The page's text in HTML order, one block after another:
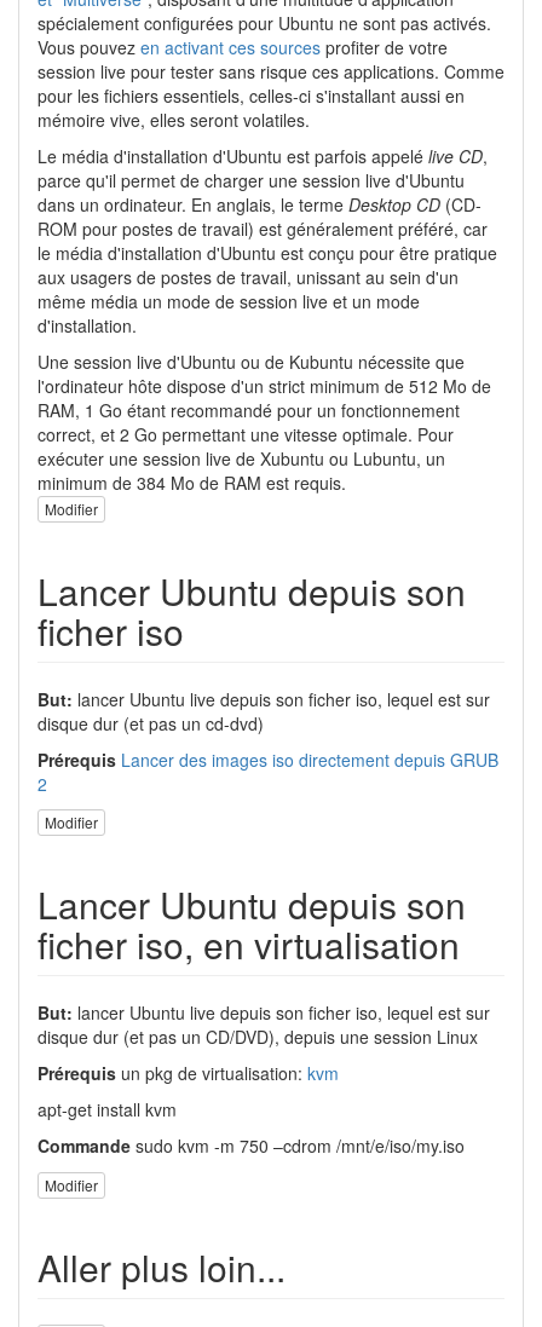
spécialement configurées pour Ubuntu ne sont pas activés.
Vous pouvez en activant ces sources profiter de votre
session live pour tester sans risque ces applications. Comme
pour les fichiers essentiels, celles-ci s'installant aussi en
mémoire vive, elles seront volatiles.
Le média d'installation d'Ubuntu est parfois appelé live CD,
parce qu'il permet de charger une session live d'Ubuntu
dans un ordinateur. En anglais, le terme Desktop CD (CD-
ROM pour postes de travail) est généralement préféré, car
le média d'installation d'Ubuntu est conçu pour être pratique
aux usagers de postes de travail, unissant au sein d'un
même média un mode de session live et un mode
d'installation.
Une session live d'Ubuntu ou de Kubuntu nécessite que
l'ordinateur hôte dispose d'un strict minimum de 512 Mo de
RAM, 1 Go étant recommandé pour un fonctionnement
correct, et 2 Go permettant une vitesse optimale. Pour
exécuter une session live de Xubuntu ou Lubuntu, un
minimum de 384 Mo de RAM est requis.
Modifier
Lancer Ubuntu depuis son
ficher iso
But: lancer Ubuntu live depuis son ficher iso, lequel est sur
disque dur (et pas un cd-dvd)
Prérequis Lancer des images iso directement depuis GRUB
2
Modifier
Lancer Ubuntu depuis son
ficher iso, en virtualisation
But: lancer Ubuntu live depuis son ficher iso, lequel est sur
disque dur (et pas un CD/DVD), depuis une session Linux
Prérequis un pkg de virtualisation: kvm
apt-get install kvm
Commande sudo kvm -m 750 –cdrom /mnt/e/iso/my.iso
Modifier
Aller plus loin...